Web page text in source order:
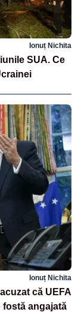
Ionuț Nichita
SUA. Ce
Ionuț Nichita
că UEFA
fostă angajată